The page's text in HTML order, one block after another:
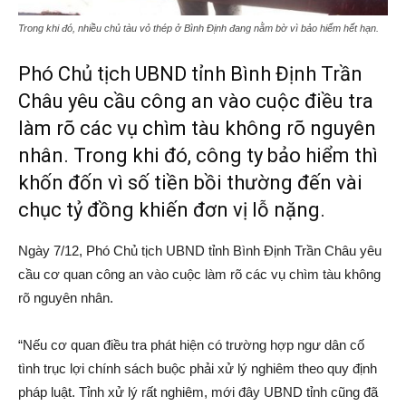
Trong khi đó, nhiều chủ tàu vỏ thép ở Bình Định đang nằm bờ vì bảo hiểm hết hạn.
Phó Chủ tịch UBND tỉnh Bình Định Trần
Châu yêu cầu công an vào cuộc điều tra
làm rõ các vụ chìm tàu không rõ nguyên
nhân. Trong khi đó, công ty bảo hiểm thì
khốn đốn vì số tiền bồi thường đến vài
chục tỷ đồng khiến đơn vị lỗ nặng.
Ngày 7/12, Phó Chủ tịch UBND tỉnh Bình Định Trần Châu yêu
cầu cơ quan công an vào cuộc làm rõ các vụ chìm tàu không
rõ nguyên nhân.
“Nếu cơ quan điều tra phát hiện có trường hợp ngư dân cố
tình trục lợi chính sách buộc phải xử lý nghiêm theo quy định
pháp luật. Tỉnh xử lý rất nghiêm, mới đây UBND tỉnh cũng đã